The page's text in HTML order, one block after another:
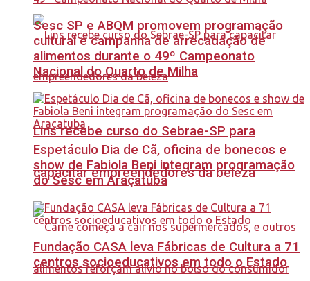
Lins recebe curso do Sebrae-SP para
capacitar empreendedores da beleza
Sesc SP e ABQM promovem programação
cultural e campanha de arrecadação de
alimentos durante o 49º Campeonato
Nacional do Quarto de Milha
Espetáculo Dia de Cã, oficina de bonecos e
show de Fabiola Beni integram programação
do Sesc em Araçatuba
Fundação CASA leva Fábricas de Cultura a 71
centros socioeducativos em todo o Estado